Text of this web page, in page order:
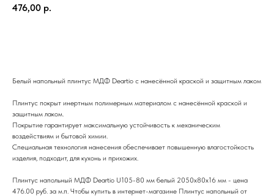
476,00 р.
Белый напольный плинтус МДФ Deartio с нанесённой краской и защитным лаком
Плинтус покрыт инертным полимерным материалом с нанесённой краской и
защитным лаком.
Покрытие гарантирует максимальную устойчивость к механическим
воздействиям и бытовой химии.
Специальная технология нанесения обеспечивает повышенную влагостойкость
изделия, подходит, для кухонь и прихожих.
Плинтус напольный МДФ Deartio U105-80 мм белый 2050х80х16 мм - цена
476.00 руб. за м.п. Чтобы купить в интернет-магазине Плинтус напольный от